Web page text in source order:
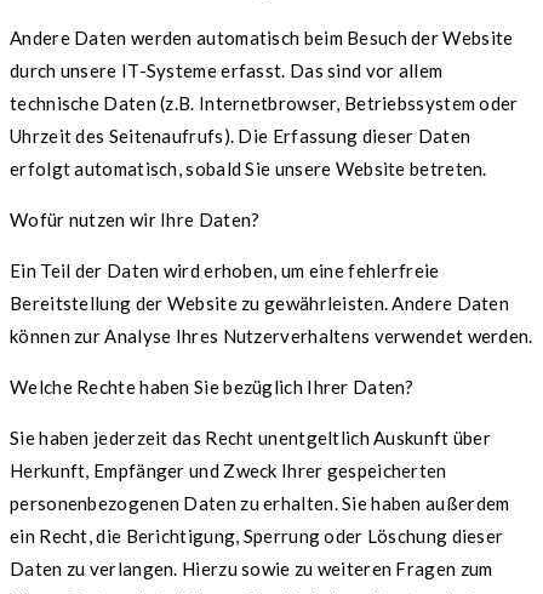
Andere Daten werden automatisch beim Besuch der Website
durch unsere IT-Systeme erfasst. Das sind vor allem
technische Daten (z.B. Internetbrowser, Betriebssystem oder
Uhrzeit des Seitenaufrufs). Die Erfassung dieser Daten
erfolgt automatisch, sobald Sie unsere Website betreten.
Wofür nutzen wir Ihre Daten?
Ein Teil der Daten wird erhoben, um eine fehlerfreie
Bereitstellung der Website zu gewährleisten. Andere Daten
können zur Analyse Ihres Nutzerverhaltens verwendet werden.
Welche Rechte haben Sie bezüglich Ihrer Daten?
Sie haben jederzeit das Recht unentgeltlich Auskunft über
Herkunft, Empfänger und Zweck Ihrer gespeicherten
personenbezogenen Daten zu erhalten. Sie haben außerdem
ein Recht, die Berichtigung, Sperrung oder Löschung dieser
Daten zu verlangen. Hierzu sowie zu weiteren Fragen zum